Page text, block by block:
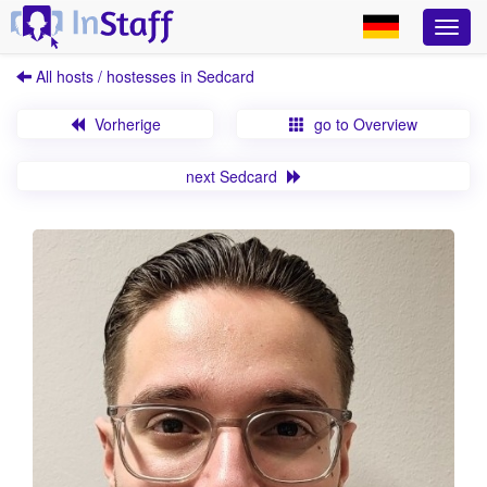
All hosts / hostesses in Sedcard
Vorherige go to Overview
next Sedcard